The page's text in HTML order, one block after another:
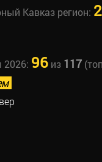
Кавказ регион:
2026: 96из 117(топ